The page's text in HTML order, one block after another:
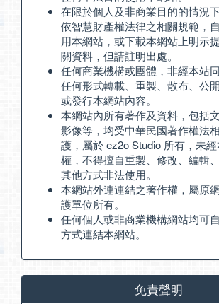
在限於個人及非商業目的的情況
依智慧財產權法律之相關規範，
用本網站，或下載本網站上明示
關資料，但請註明出處。
任何商業機構或團體，非經本站
任何形式轉載、重製、散布、公
或發行本網站內容。
本網站內所有著作及資料，包括文
影像等，均受中華民國著作權法
護，屬於 ez2o Studio 所有，未
權，不得擅自重製、修改、編輯
其他方式非法使用。
本網站外連連結之著作權，屬原
護單位所有。
任何個人或非商業機構網站均可
方式連結本網站。
免責聲明